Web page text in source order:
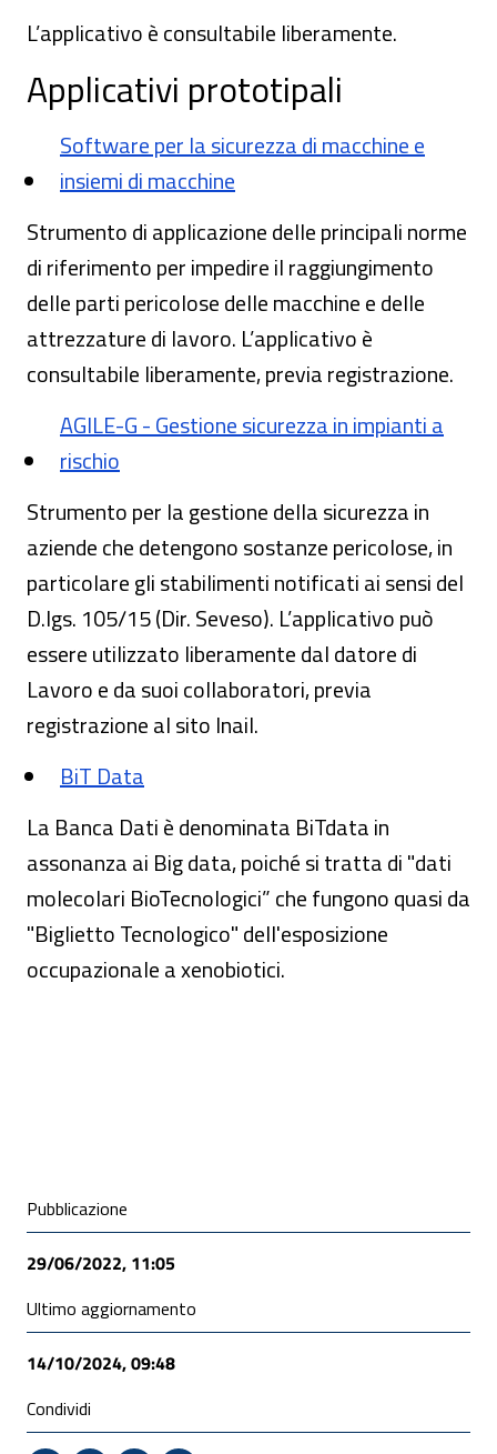
L’applicativo è consultabile liberamente.
Applicativi prototipali
Software per la sicurezza di macchine e
insiemi di macchine
Strumento di applicazione delle principali norme
di riferimento per impedire il raggiungimento
delle parti pericolose delle macchine e delle
attrezzature di lavoro. L’applicativo è
consultabile liberamente, previa registrazione.
AGILE-G - Gestione sicurezza in impianti a
rischio
Strumento per la gestione della sicurezza in
aziende che detengono sostanze pericolose, in
particolare gli stabilimenti notificati ai sensi del
D.lgs. 105/15 (Dir. Seveso). L’applicativo può
essere utilizzato liberamente dal datore di
Lavoro e da suoi collaboratori, previa
registrazione al sito Inail.
BiT Data
La Banca Dati è denominata BiTdata in
assonanza ai Big data, poiché si tratta di "dati
molecolari BioTecnologici” che fungono quasi da
"Biglietto Tecnologico" dell'esposizione
occupazionale a xenobiotici.
Condivisione social
Pubblicazione
29/06/2022, 11:05
Ultimo aggiornamento
14/10/2024, 09:48
Condividi